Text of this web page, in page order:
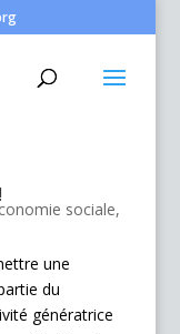
sociale,
une
du
génératrice